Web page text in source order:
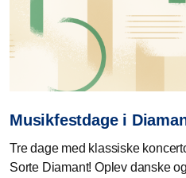
Musikfestdage i
Tre dage med klassiske
Sorte Diamant! Oplev danske